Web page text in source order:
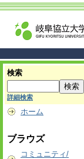
検索
詳細検索
ホーム
ブラウズ
コミュニティ/